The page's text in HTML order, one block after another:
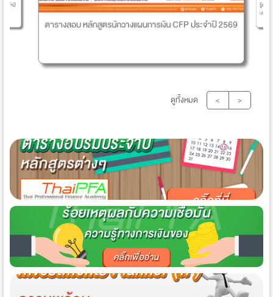
ระจำปี
ตารางสอบ หลักสูตรนักวางแผนการเงิน CFP ประจำปี 2569
รู้ยังไ
นะ
ดูทั้งหมด < >